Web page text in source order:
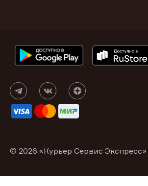
© 2026 «Курьер Сервис Экспресс»